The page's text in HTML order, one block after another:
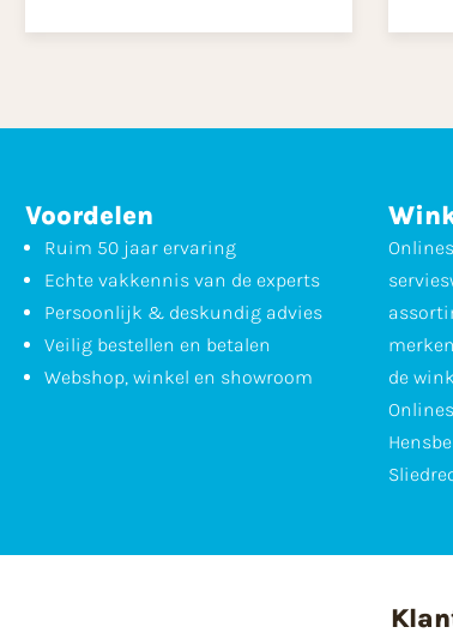
Voordelen
Ruim 50 jaar ervaring
Echte vakkennis van de experts
Persoonlijk & deskundig advies
Veilig bestellen en betalen
Webshop, winkel en showroom
de